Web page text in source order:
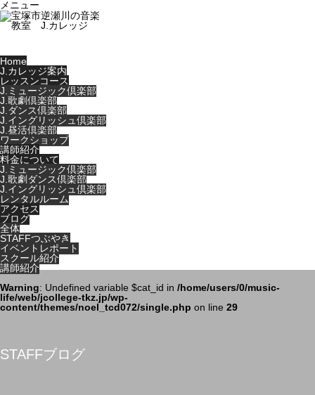
メニュー
Home
J.カレッジ案内
レッスンコース
J.ミュージック倶楽部
J.歌劇倶楽部
J.ダンス倶楽部
J.イングリッシュ倶楽部
J.昼活倶楽部
ワークショップ
講師紹介
料金について
J.ミュージック倶楽部
J.歌劇ダンス倶楽部
J.イングリッシュ倶楽部
レンタルルーム
アクセス
ブログ
全体
STAFFつぶやき
イベントレポート
スクール紹介
講師紹介
Warning: Undefined variable $cat_id in /home/users/0/music-
life/web/jcollege-tkz.jp/wp-
content/themes/noel_tcd072/single.php on line 29
STAFFブログ